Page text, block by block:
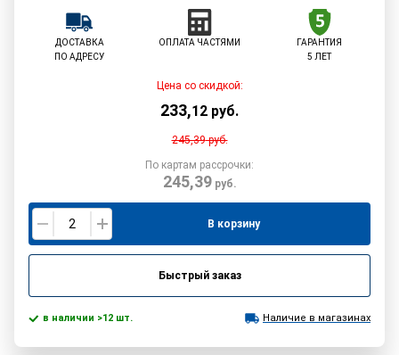
ДОСТАВКА
ПО АДРЕСУ
ОПЛАТА ЧАСТЯМИ
ГАРАНТИЯ
5 ЛЕТ
Цена со скидкой:
233,12 руб.
245,39руб.
По картам рассрочки:
245,39руб.
В корзину
Быстрый заказ
в наличии >12 шт. Наличие в магазинах